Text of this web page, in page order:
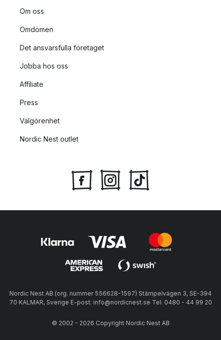
Om oss
Omdömen
Det ansvarsfulla företaget
Jobba hos oss
Affiliate
Press
Välgörenhet
Nordic Nest outlet
Nordic Nest AB (org. nummer 556628-1597) Stämpelvägen 3, SE-394
70 KALMAR, Sverige E-post: info@nordicnest.se Tel. 0480 - 44 99 20
© 2002 - 2026 Copyright Nordic Nest AB